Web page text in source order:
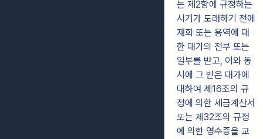
는 제2항에 규정하는
시기가 도래하기 전에
재화 또는 용역에 대
한 대가의 전부 또는
일부를 받고, 이와 동
시에 그 받은 대가에
대하여 제16조의 규
정에 의한 세금계산서
또는 제32조의 규정
에 의한 영수증을 교